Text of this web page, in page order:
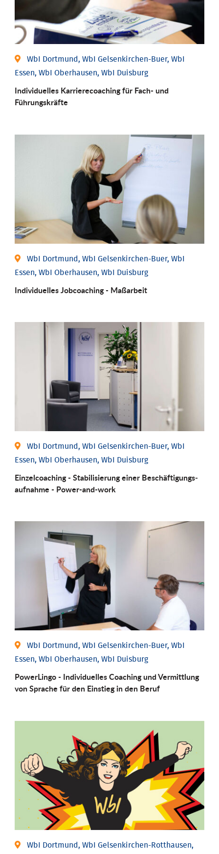
WbI Dortmund, WbI Gelsenkirchen-Buer, WbI
Essen, WbI Oberhausen, WbI Duisburg
Individu­elles Karrierecoaching für Fach-­ und
Führungs­kräfte
WbI Dortmund, WbI Gelsenkirchen-Buer, WbI
Essen, WbI Oberhausen, WbI Duisburg
Individu­elles Job­coaching - Maßarbeit
WbI Dortmund, WbI Gelsenkirchen-Buer, WbI
Essen, WbI Oberhausen, WbI Duisburg
Einzel­coaching - Stabili­sierung einer Be­schäftigungs­
aufnahme - Power-and-work
WbI Dortmund, WbI Gelsenkirchen-Buer, WbI
Essen, WbI Oberhausen, WbI Duisburg
PowerLingo - Individuelles Coaching und Vermittlung
von Sprache für den Einstieg in den Beruf
WbI Dortmund, WbI Gelsenkirchen-Rotthausen,